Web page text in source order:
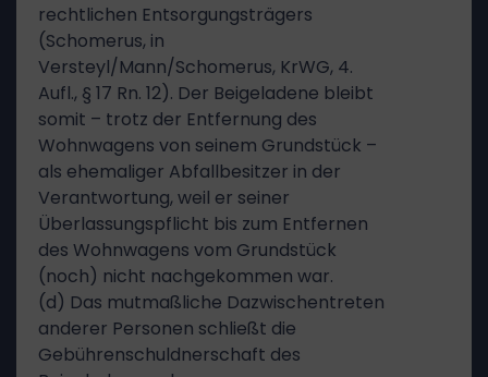
rechtlichen Entsorgungsträgers
(Schomerus, in
Versteyl/Mann/Schomerus, KrWG, 4.
Aufl., § 17 Rn. 12). Der Beigeladene bleibt
somit – trotz der Entfernung des
Wohnwagens von seinem Grundstück –
als ehemaliger Abfallbesitzer in der
Verantwortung, weil er seiner
Überlassungspflicht bis zum Entfernen
des Wohnwagens vom Grundstück
(noch) nicht nachgekommen war.
(d) Das mutmaßliche Dazwischentreten
anderer Personen schließt die
Gebührenschuldnerschaft des